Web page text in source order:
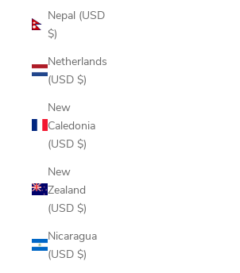
Nepal (USD
$)
Netherlands
(USD $)
New
Caledonia
(USD $)
New
Zealand
(USD $)
Nicaragua
(USD $)